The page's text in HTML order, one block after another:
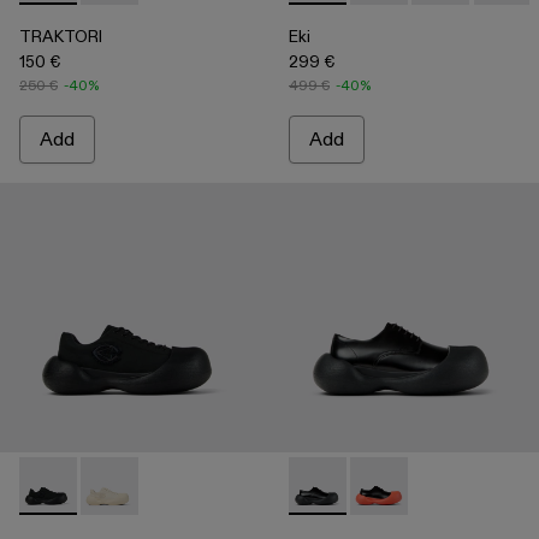
TRAKTORI
150 €
250 € -40%
Add
Eki
299 €
499 € -40%
Add
CARAMBA - A500051-001 - BLACK
CARAMBA - A500051-002CARAMBA - A500052-001
CARAMBA -